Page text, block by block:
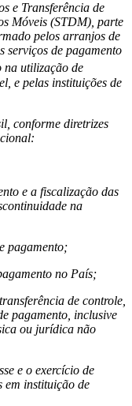
e Transferência de
Móveis (STDM), parte
pelos arranjos de
serviços de pagamento
na utilização de
e pelas instituições de
conforme diretrizes
e a fiscalização das
na
pagamento;
no País;
de controle,
pagamento, inclusive
ou jurídica não
e o exercício de
em instituição de